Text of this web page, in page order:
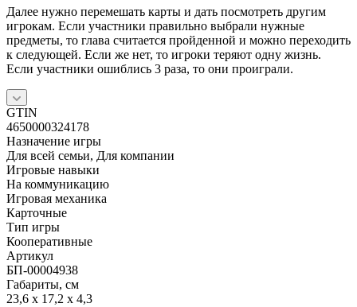
Далее нужно перемешать карты и дать посмотреть другим
игрокам. Если участники правильно выбрали нужные
предметы, то глава считается пройденной и можно переходить
к следующей. Если же нет, то игроки теряют одну жизнь.
Если участники ошиблись 3 раза, то они проиграли.
GTIN
4650000324178
Назначение игры
Для всей семьи, Для компании
Игровые навыки
На коммуникацию
Игровая механика
Карточные
Тип игры
Кооперативные
Артикул
БП-00004938
Габариты, см
23,6 x 17,2 x 4,3